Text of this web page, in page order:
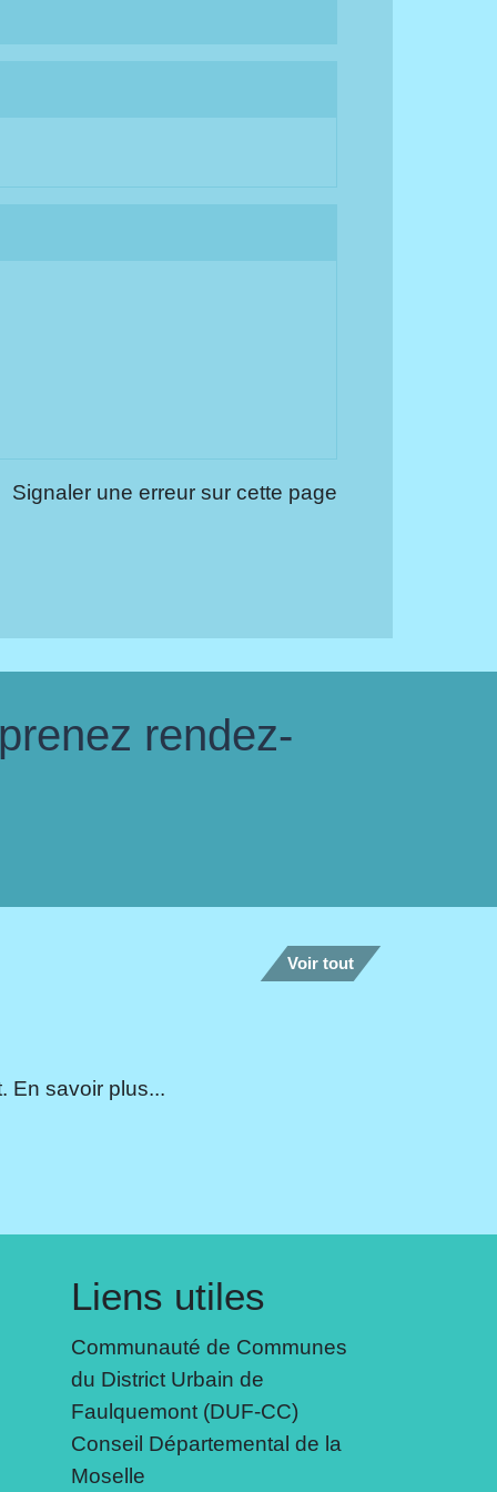
Signaler une erreur sur cette page
rendez-
Voir tout
En savoir plus...
Liens utiles
Communauté de Communes
du District Urbain de
Faulquemont (DUF-CC)
Conseil Départemental de la
Moselle